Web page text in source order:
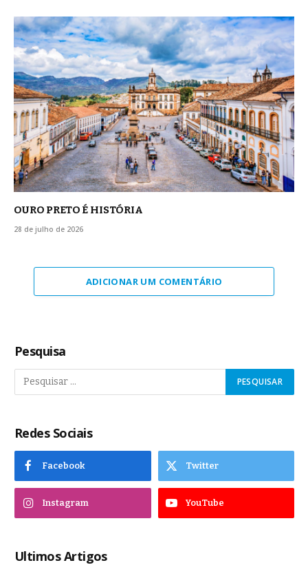
OURO PRETO É HISTÓRIA
28 de julho de 2026
ADICIONAR UM COMENTÁRIO
Pesquisa
Redes Sociais
Facebook Twitter
Instagram YouTube
Ultimos Artigos